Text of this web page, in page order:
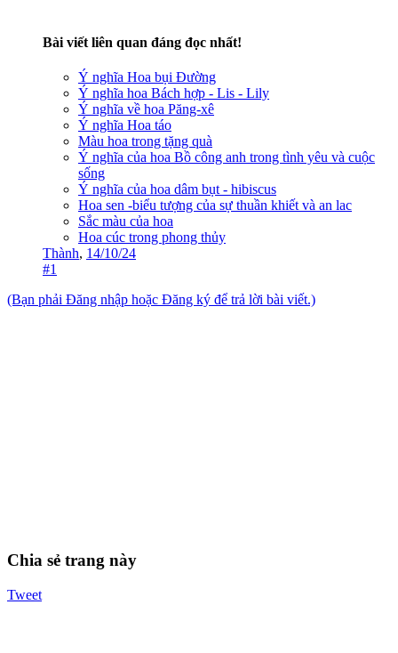
Bài viết liên quan đáng đọc nhất!
Ý nghĩa Hoa bụi Đường
Ý nghĩa hoa Bách hợp - Lis - Lily
Ý nghĩa về hoa Păng-xê
Ý nghĩa Hoa táo
Màu hoa trong tặng quà
Ý nghĩa của hoa Bồ công anh trong tình yêu và cuộc
sống
Ý nghĩa của hoa dâm bụt - hibiscus
Hoa sen -biểu tượng của sự thuần khiết và an lac
Sắc màu của hoa
Hoa cúc trong phong thủy
Thành, 14/10/24
#1
(Bạn phải Đăng nhập hoặc Đăng ký để trả lời bài viết.)
Chia sẻ trang này
Tweet